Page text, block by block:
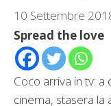
10 Settembre
Spread the love
Coco arriva in tv: a
cinema, stasera la